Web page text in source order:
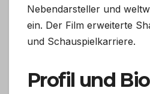
Nebendarsteller und
ein. Der Film erweiterte
und Schauspielkarriere.
Profil und